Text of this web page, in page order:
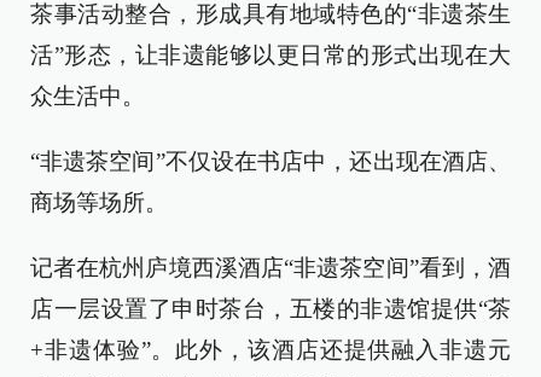
茶事活动整合，形成具有地域特色的“非遗茶生
活”形态，让非遗能够以更日常的形式出现在大
众生活中。
“非遗茶空间”不仅设在书店中，还出现在酒店、
商场等场所。
记者在杭州庐境西溪酒店“非遗茶空间”看到，酒
店一层设置了申时茶台，五楼的非遗馆提供“茶
+非遗体验”。此外，该酒店还提供融入非遗元